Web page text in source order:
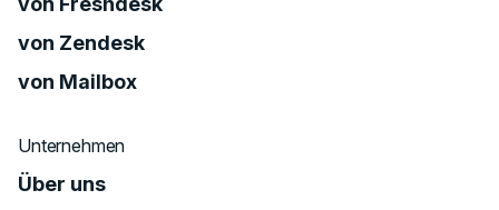
von Zendesk
von Mailbox
Unternehmen
Über uns